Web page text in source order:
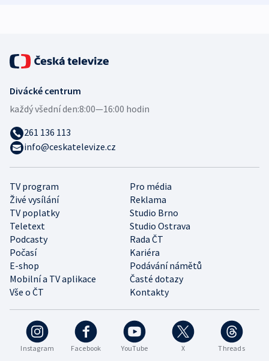
Instagram Facebook YouTube X Threads
TV program
Pro média
Živé vysílání
Reklama
TV poplatky
Studio Brno
Teletext
Studio Ostrava
Podcasty
Rada ČT
Počasí
Kariéra
E-shop
Podávání námětů
Mobilní a TV aplikace
Časté dotazy
Vše o ČT
Kontakty
Divácké centrum
každý všední den:8:00—16:00 hodin
261 136 113
info@ceskatelevize.cz